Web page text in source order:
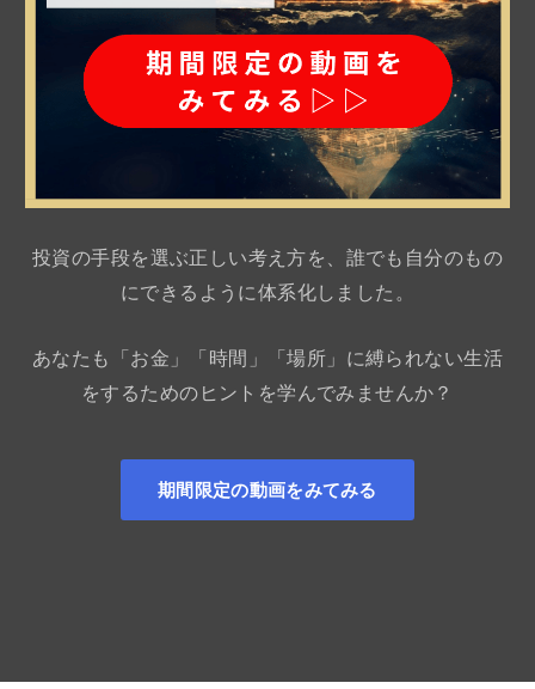
投資の手段を選ぶ正しい考え方を、誰でも自分のもの
にできるように体系化しました。
あなたも「お金」「時間」「場所」に縛られない生活
をするためのヒントを学んでみませんか？
期間限定の動画をみてみる